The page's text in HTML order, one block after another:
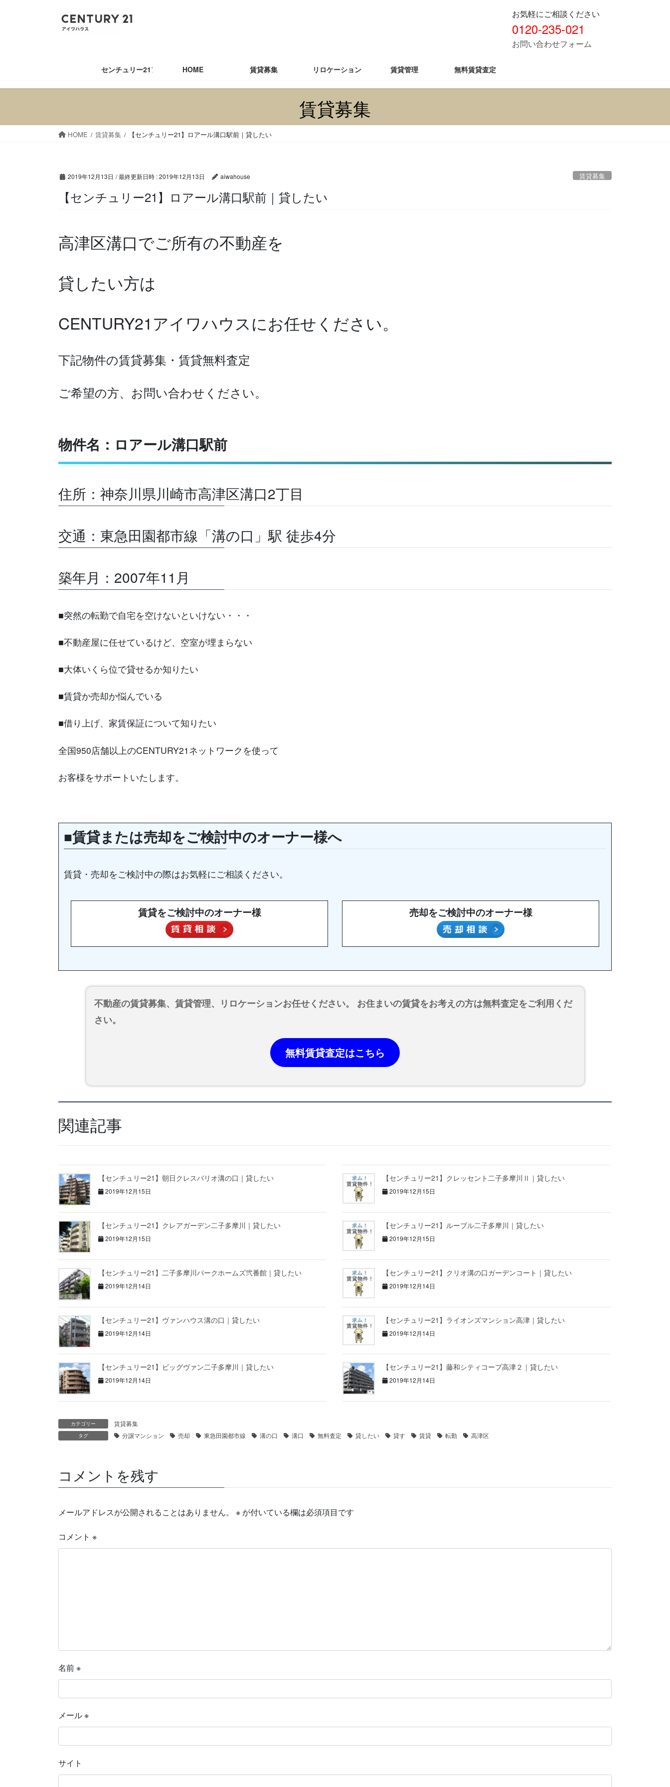
キ
に
お気軽にご相談ください
0120-235-021
お問い合わせフォーム
センチュリー21アイワハウスHOME 賃貸募集 リロケーション 賃貸管理 無料賃貸査定
賃貸募集
HOME 賃貸募集 【センチュリー21】ロアール溝口駅前｜貸したい
2019年12月13日 / 最終更新日時 :2019年12月13日 aiwahouse 賃貸募集
【センチュリー21】ロアール溝口駅前｜貸したい
高津区溝口でご所有の不動産を
貸したい方は
CENTURY21アイワハウスにお任せください。
下記物件の賃貸募集・賃貸無料査定
ご希望の方、お問い合わせください。
物件名：ロアール溝口駅前
住所：神奈川県川崎市高津区溝口2丁目
交通：東急田園都市線「溝の口」駅 徒歩4分
築年月：2007年11月
■突然の転勤で自宅を空けないといけない・・・
■不動産屋に任せているけど、空室が埋まらない
■大体いくら位で貸せるか知りたい
■賃貸か売却か悩んでいる
■借り上げ、家賃保証について知りたい
全国950店舗以上のCENTURY21ネットワークを使って
お客様をサポートいたします。
■賃貸または売却をご検討中のオーナー様へ
賃貸・売却をご検討中の際はお気軽にご相談ください。
賃貸をご検討中のオーナー様 売却をご検討中のオーナー様
不動産の賃貸募集、賃貸管理、リロケーションお任せください。 お住まいの賃貸をお考えの方は無料査定をご利用くだ
さい。
無料賃貸査定はこちら
関連記事
【センチュリー21】朝日クレスパリオ溝の口｜貸したい
2019年12月15日
【センチュリー21】クレッセント二子多摩川Ⅱ｜貸したい
2019年12月15日
【センチュリー21】クレアガーデン二子多摩川｜貸したい
2019年12月15日
【センチュリー21】ルーブル二子多摩川｜貸したい
2019年12月15日
【センチュリー21】二子多摩川パークホームズ弐番館｜貸したい
2019年12月14日
【センチュリー21】クリオ溝の口ガーデンコート｜貸したい
2019年12月14日
【センチュリー21】ヴァンハウス溝の口｜貸したい
2019年12月14日
【センチュリー21】ライオンズマンション高津｜貸したい
2019年12月14日
【センチュリー21】ビッグヴァン二子多摩川｜貸したい
2019年12月14日
【センチュリー21】藤和シティコープ高津２｜貸したい
2019年12月14日
カテゴリー 賃貸募集
タグ 分譲マンション 売却 東急田園都市線 溝の口 溝口 無料査定 貸したい 貸す 賃貸 転勤 高津区
コメントを残す
メールアドレスが公開されることはありません。 ※ が付いている欄は必須項目です
コメント ※
名前※
メール※
サイト